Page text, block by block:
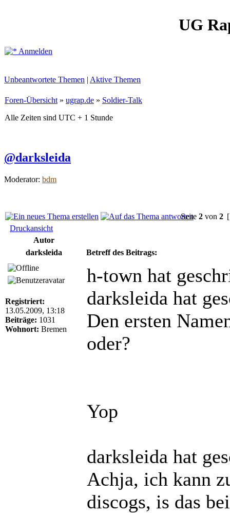
UG
Anmelden
Unbeantwortete Themen | Aktive Themen
Foren-Übersicht » ugrap.de » Soldier-Talk
Alle Zeiten sind UTC + 1 Stunde
@darksleida
Moderator: bdm
Seite 2 von 2
Druckansicht
Autor
darksleida
Betreff des Beitrags:
Registriert:
13.05.2009, 13:18
Beiträge: 1031
Wohnort: Bremen
h-town hat
darksleida hat
Den ersten
oder?
Yop
darksleida hat
Achja, ich kann
discogs, is das